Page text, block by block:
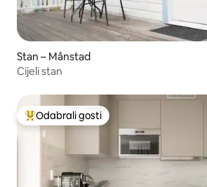
Stan – Månstad
Cijeli stan
Među najviše rangiranima s oznakom
Odabrali gosti